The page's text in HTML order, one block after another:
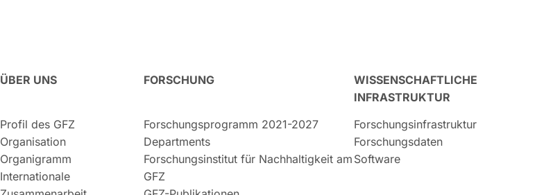
ÜBER UNS
Profil des GFZ
Organisation
Organigramm
Internationale
FORSCHUNG
Forschungsprogramm 2021-2027
Departments
Forschungsinstitut für Nachhaltigkeit am
GFZ
WISSENSCHAFTLICHE
INFRASTRUKTUR
Forschungsinfrastruktur
Forschungsdaten
Software